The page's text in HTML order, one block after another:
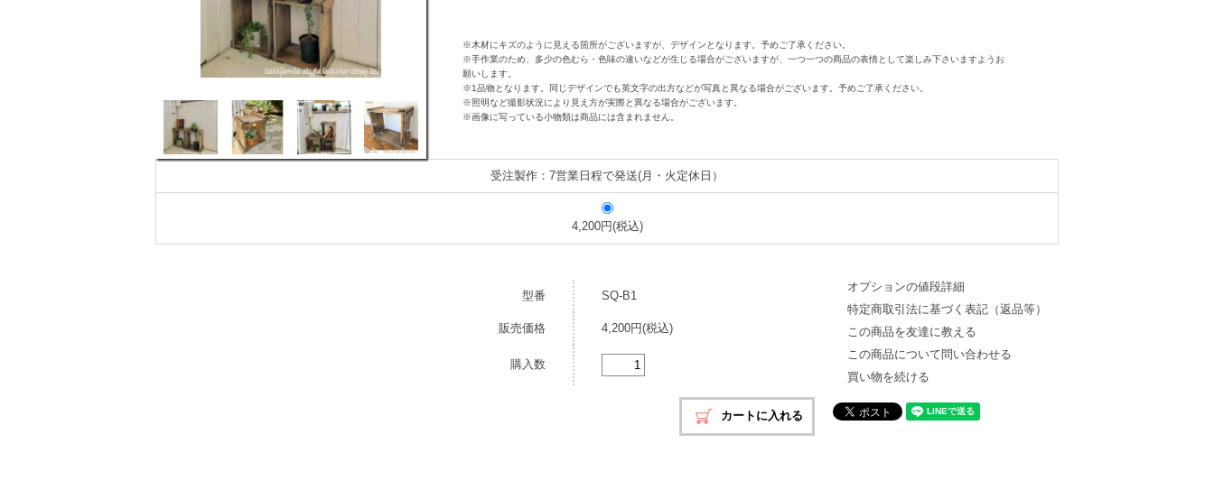
※木材にキズのように見える箇所がございますが、デザインとなります。予めご了承ください。
※手作業のため、多少の色むら・色味の違いなどが生じる場合がございますが、一つ一つの商品の表情として楽しみ下さいますようお
願いします。
※1品物となります。同じデザインでも英文字の出方などが写真と異なる場合がございます。予めご了承ください。
※照明など撮影状況により見え方が実際と異なる場合がございます。
※画像に写っている小物類は商品には含まれません。
受注製作：7営業日程で発送(月・火定休日）
4,200円(税込)
型番 SQ-B1
販売価格 4,200円(税込)
購入数
オプションの値段詳細
特定商取引法に基づく表記（返品等）
この商品を友達に教える
この商品について問い合わせる
買い物を続ける